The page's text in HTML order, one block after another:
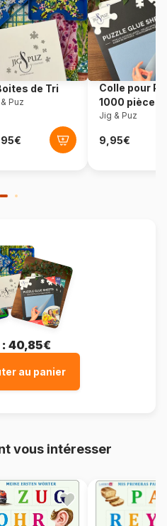
7023850218039
15 pièces
37 x 29 cm
de Tri
Puz
Colle pour
1000 pièces
Jig & Puz
40,85€
au panier
vous intéresser